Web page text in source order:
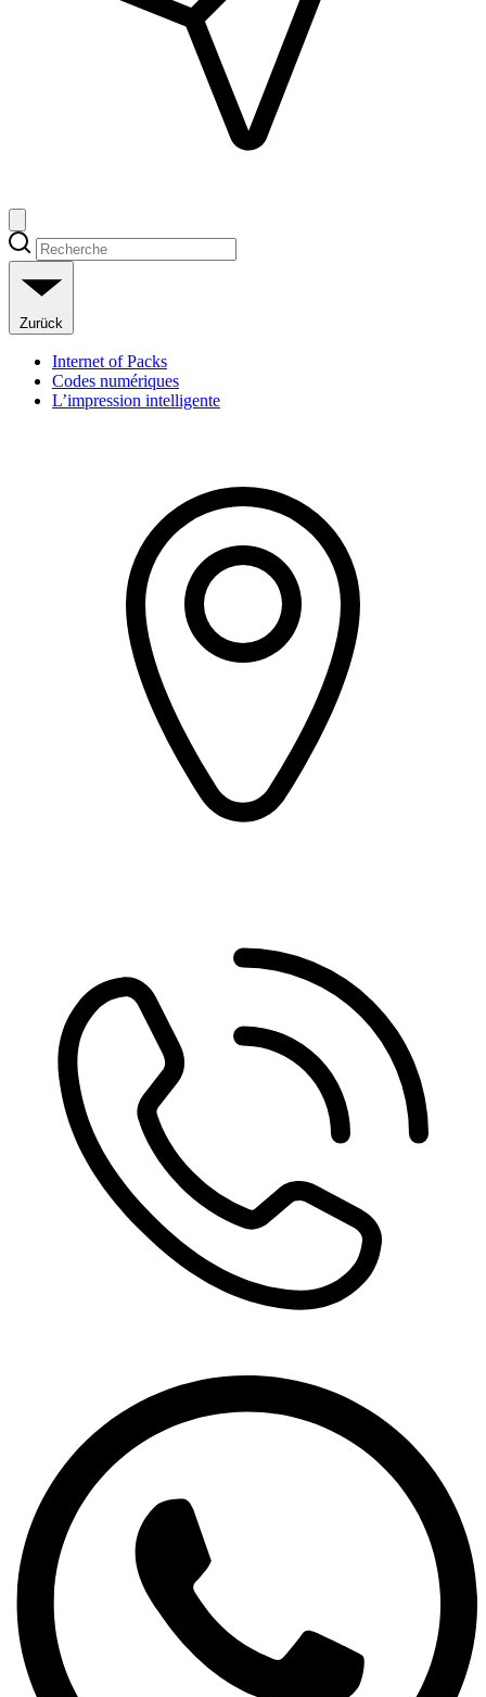
Zurück
Internet of Packs
Codes numériques
L’impression intelligente